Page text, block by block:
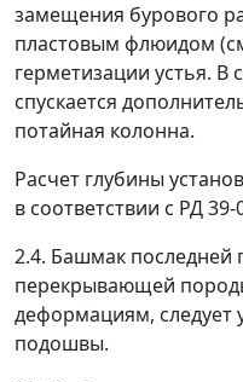
замещения бурового
пластовым флюидом
герметизации устья. В
спускается
потайная колонна.
Расчет глубины
в соответствии с РД 39-
2.4. Башмак
перекрывающей
деформациям, следует
подошвы.